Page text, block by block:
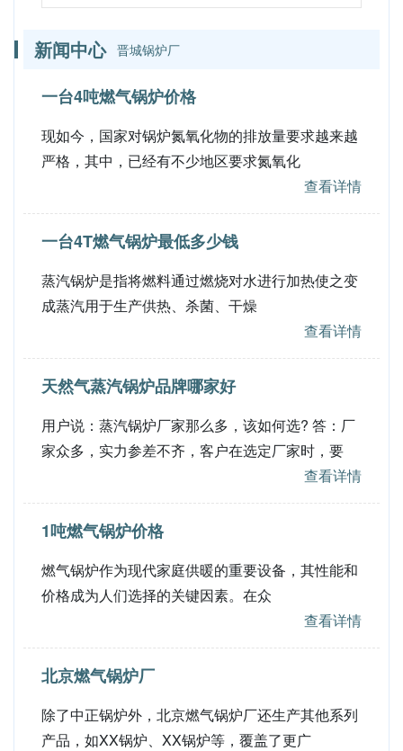
新闻中心 晋城锅炉厂
一台4吨燃气锅炉价格
现如今，国家对锅炉氮氧化物的排放量要求越来越
严格，其中，已经有不少地区要求氮氧化
查看详情
一台4T燃气锅炉最低多少钱
蒸汽锅炉是指将燃料通过燃烧对水进行加热使之变
成蒸汽用于生产供热、杀菌、干燥
查看详情
天然气蒸汽锅炉品牌哪家好
用户说：蒸汽锅炉厂家那么多，该如何选? 答：厂
家众多，实力参差不齐，客户在选定厂家时，要
查看详情
1吨燃气锅炉价格
燃气锅炉作为现代家庭供暖的重要设备，其性能和
价格成为人们选择的关键因素。在众
查看详情
北京燃气锅炉厂
除了中正锅炉外，北京燃气锅炉厂还生产其他系列
产品，如XX锅炉、XX锅炉等，覆盖了更广